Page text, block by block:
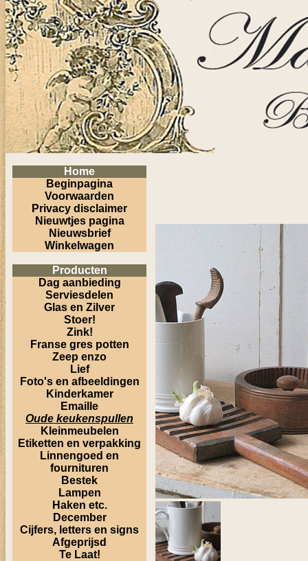
Home
Beginpagina
Voorwaarden
Privacy disclaimer
Nieuwtjes pagina
Nieuwsbrief
Winkelwagen
Producten
Dag aanbieding
Serviesdelen
Glas en Zilver
Stoer!
Zink!
Franse gres potten
Zeep enzo
Lief
Foto's en afbeeldingen
Kinderkamer
Emaille
Oude keukenspullen
Kleinmeubelen
Etiketten en verpakking
Linnengoed en
fournituren
Bestek
Lampen
Haken etc.
December
Cijfers, letters en signs
Afgeprijsd
Te Laat!